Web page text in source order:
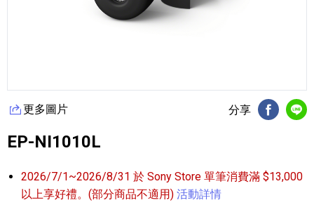
更多圖片 分享
FB分享
EP-NI1010L
2026/7/1~2026/8/31 於 Sony Store 單筆消費滿 $13,000
以上享好禮。(部分商品不適用) 活動詳情